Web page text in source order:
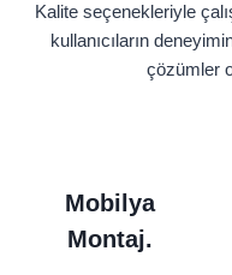
Kalite seçenekleriyle
kullanıcıların
çözümler
Mobilya
Montaj.